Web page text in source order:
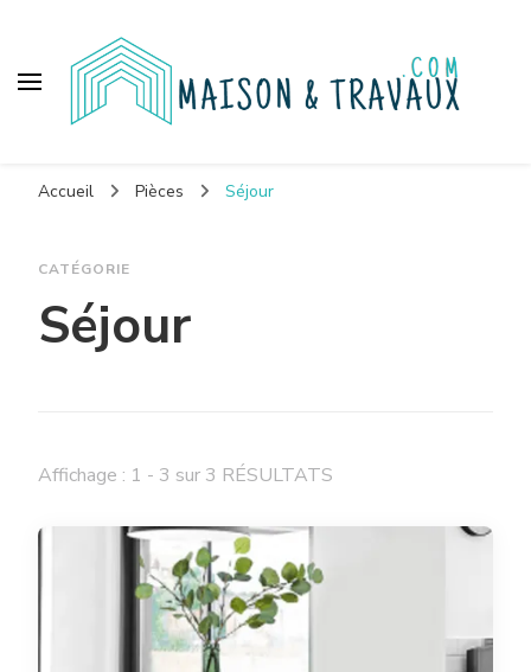
Accueil Pièces Séjour
CATÉGORIE
Séjour
Affichage : 1 - 3 sur 3 RÉSULTATS